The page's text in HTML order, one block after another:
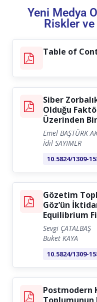
Editorial Board
Blog
Contact
Yeni Medya
Riskler
Table of
Siber
Olduğu
Üzerinden
Emel BAŞTÜRK
İdil SAYIMER
10.5824/1309-
Gözetim
Göz’ün
Equilibrium
Sevgi ÇATALBAŞ
Buket KAYA
10.5824/1309-
Postmodern